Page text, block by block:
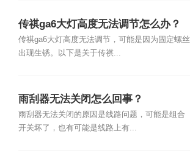
传祺ga6大灯高度无法调节怎么办？
传祺ga6大灯高度无法调节，可能是因为固定螺丝
出现生锈。以下是关于传祺...
雨刮器无法关闭怎么回事？
雨刮器无法关闭的原因是线路问题，可能是组合
开关坏了，也有可能是线路上有...